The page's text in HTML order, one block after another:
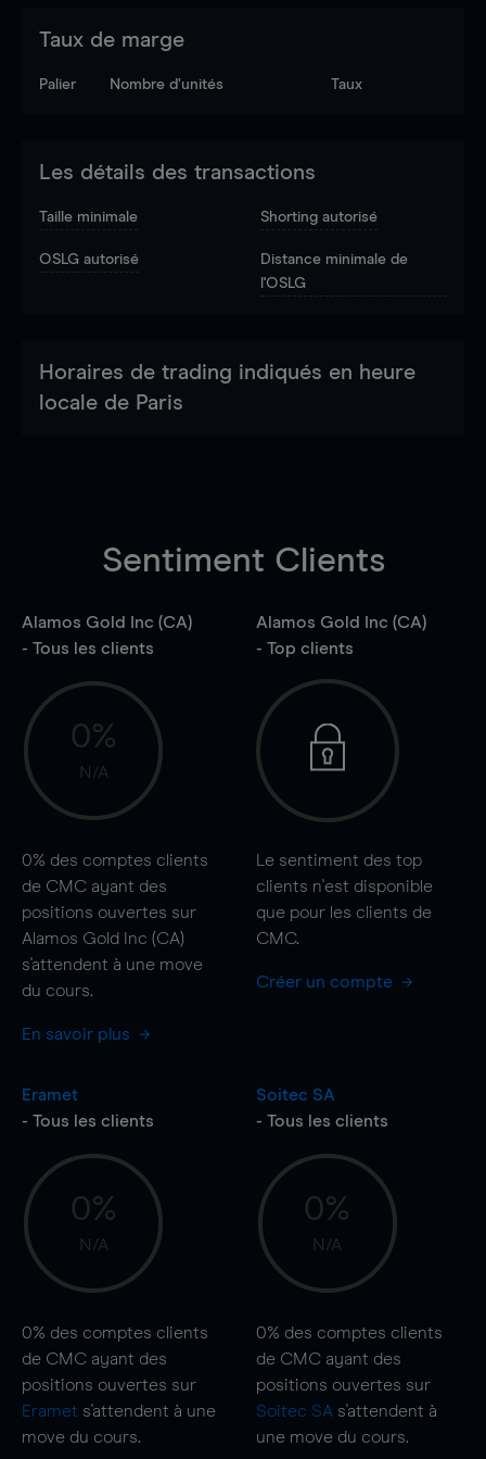
Taux de marge
Palier Nombre d’unités Taux
Les détails des transactions
Taille minimale Shorting autorisé
OSLG autorisé
Distance minimale de
l'OSLG
Horaires de trading indiqués en heure
locale de Paris
Sentiment Clients
Alamos Gold Inc (CA)
- Tous les clients
0%
N/A
0% des comptes clients
de CMC ayant des
positions ouvertes sur
Alamos Gold Inc (CA)
s'attendent à une move
du cours.
En savoir plus
Alamos Gold Inc (CA)
- Top clients
Le sentiment des top
clients n'est disponible
que pour les clients de
CMC.
Créer un compte
Eramet
- Tous les clients
0%
N/A
0% des comptes clients
de CMC ayant des
positions ouvertes sur
Eramet s'attendent à une
move du cours.
Soitec SA
- Tous les clients
0%
N/A
0% des comptes clients
de CMC ayant des
positions ouvertes sur
Soitec SA s'attendent à
une move du cours.